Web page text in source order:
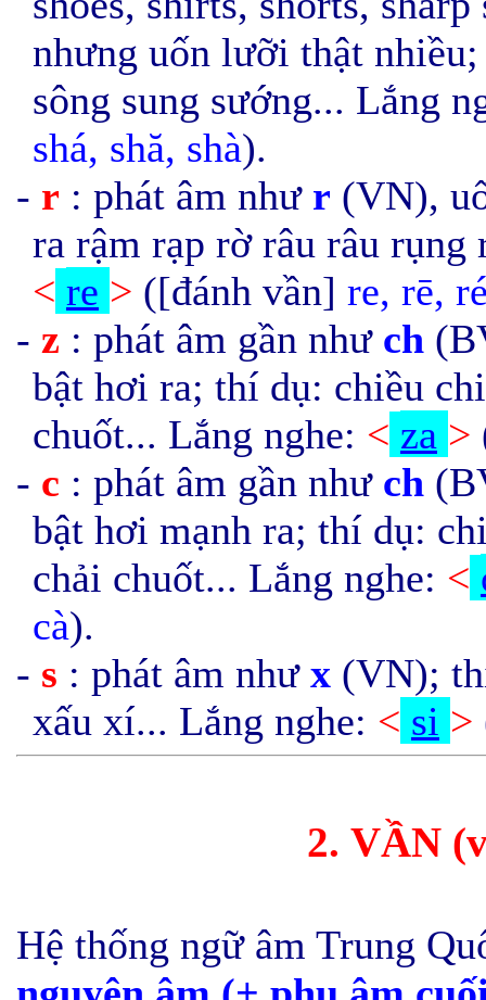
nhưng uốn lưỡi thật nhiều;
sông sung sướng... Lắng
shá, shă, shà).
- r : phát âm như r (VN),
ra rậm rạp rờ râu râu
< re > ([đánh vần] re, rē,
- z : phát âm gần như ch
bật hơi ra; thí dụ: chiều
chuốt... Lắng nghe: < za >
- c : phát âm gần như ch
bật hơi mạnh ra; thí dụ:
chải chuốt... Lắng nghe: <
cà).
- s : phát âm như x (VN);
xấu xí... Lắng nghe: < si >
2. VẦN (
Hệ thống ngữ âm Trung